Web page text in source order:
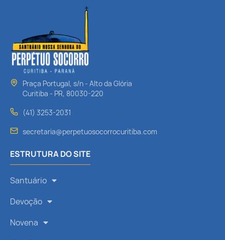
Praça Portugal, s/n - Alto da Glória
Curitiba - PR, 80030-220
(41) 3253-2031
secretaria@perpetuosocorrocuritiba.com
ESTRUTURA DO SITE
Santuário
Devoção
Novena